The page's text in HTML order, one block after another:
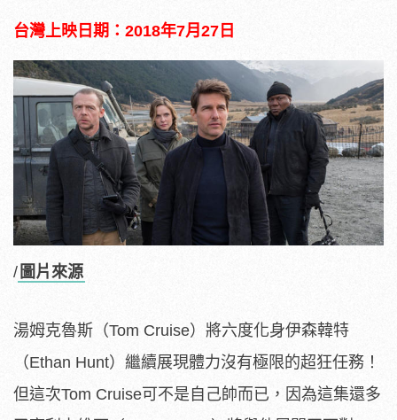
台灣上映日期：2018年7月27日
/ 圖片來源
湯姆克魯斯（Tom Cruise）將六度化身伊森韓特
（Ethan Hunt）繼續展現體力沒有極限的超狂任務！
但這次Tom Cruise可不是自己帥而已，因為這集還多